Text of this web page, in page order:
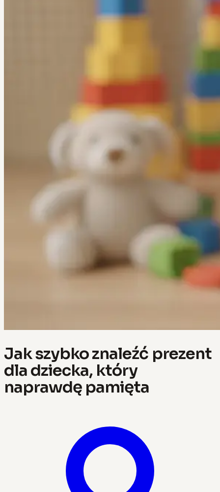
Jak szybko znaleźć prezent
dla dziecka, który
naprawdę pamięta